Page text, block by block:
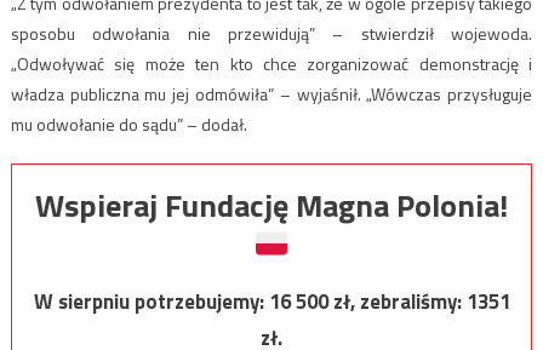
sposobu odwołania nie przewidują” – stwierdził wojewoda.
„Odwoływać się może ten kto chce zorganizować demonstrację i
władza publiczna mu jej odmówiła” – wyjaśnił. „Wówczas przysługuje
mu odwołanie do sądu” – dodał.
Wspieraj Fundację Magna Polonia!
W sierpniu potrzebujemy:16 500zł, zebraliśmy:1351
zł.